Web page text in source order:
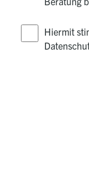
Hiermit